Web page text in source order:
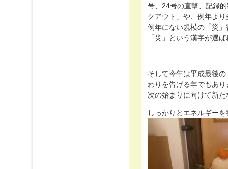
号、24号の直撃、記録
クアウト」や、例年よ
例年にない規模の「災
「災」という漢字が選
そして今年は平成最後
わりを告げる年でもあ
次の始まりに向けて新
しっかりとエネルギー